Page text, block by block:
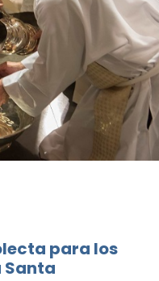
para los
Santa